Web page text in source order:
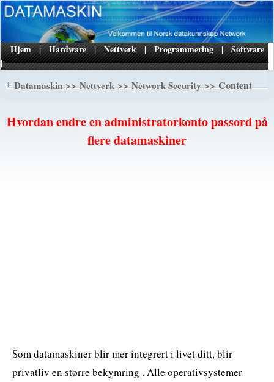
|
Hjem | Hardware | Nettverk | Programmering | Software
*Datamaskin>>Nettverk>>Network Security>> Content
Hvordan endre en administratorkonto passord på
flere datamaskiner
Som datamaskiner blir mer integrert i livet ditt, blir
privatliv en større bekymring . Alle operativsystemer